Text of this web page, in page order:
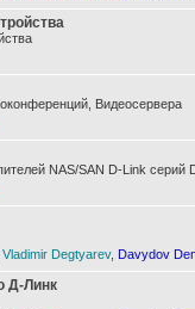
Видеосервера
NAS/SAN D-Link серий
Vladimir Degtyarev, Davydov
Д-Линк